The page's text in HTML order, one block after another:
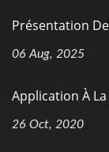
Présentation
06 Aug, 2025
Application À
26 Oct, 2020